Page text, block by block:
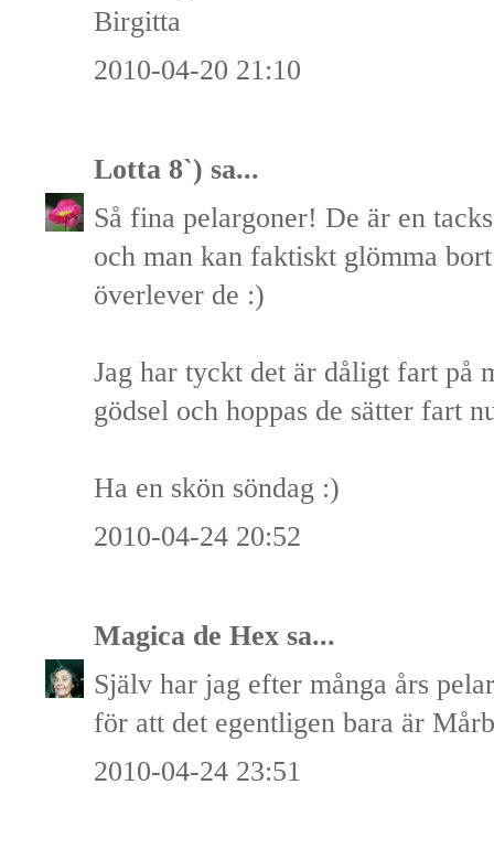
Birgitta
2010-04-20 21:10
Lotta 8`) sa...
Så fina pelargoner! De är en
och man kan faktiskt glömma
överlever de :)
Jag har tyckt det är dåligt fart på
gödsel och hoppas de sätter fart
Ha en skön söndag :)
2010-04-24 20:52
Magica de Hex sa...
Själv har jag efter många års
för att det egentligen bara är
2010-04-24 23:51